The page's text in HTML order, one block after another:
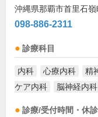
沖縄県那覇市首里石
098-886-2311
診療科目
内科 心療内科 精
ケア内科
脳神経内科
診療/受付時間・休診